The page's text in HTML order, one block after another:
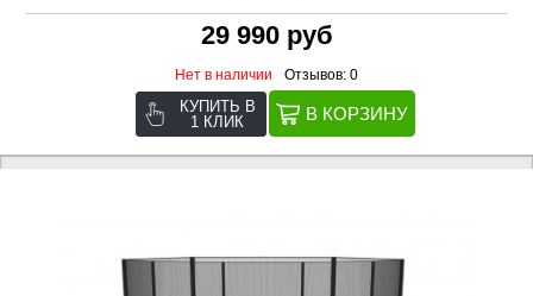
29 990 руб
Нет в наличии Отзывов: 0
КУПИТЬ В
1 КЛИК